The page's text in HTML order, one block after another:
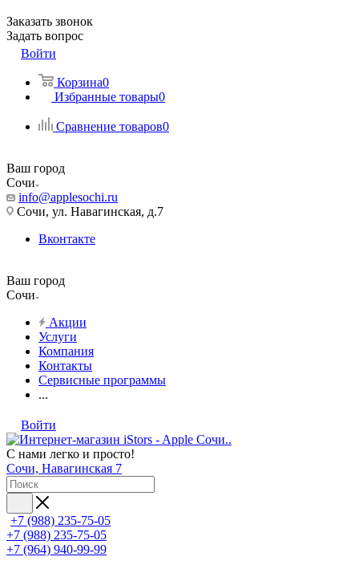
Заказать звонок
Задать вопрос
Войти
Корзина0
Избранные товары0
Сравнение товаров0
Ваш город
Сочи
info@applesochi.ru
Сочи, ул. Навагинская, д.7
Вконтакте
Ваш город
Сочи
Акции
Услуги
Компания
Контакты
Сервисные программы
...
Войти
С нами легко и просто!
Сочи, Навагинская 7
+7 (988) 235-75-05
+7 (988) 235-75-05
+7 (964) 940-99-99